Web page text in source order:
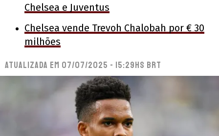
Chelsea e Juventus
Chelsea vende Trevoh Chalobah por € 30
milhões
Atualizada em 07/07/2025 - 15:29hs BRT